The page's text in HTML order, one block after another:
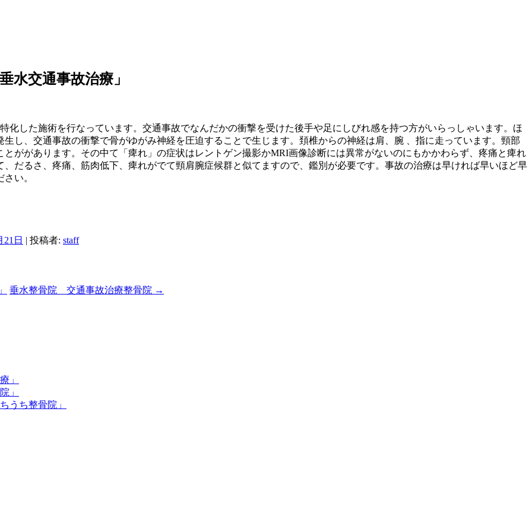
水交通事故治療」
化した施術を行なっています。交通事故でなんだかの衝撃を受けた後手や足にしびれ感を持つ方がいらっしゃいます。ほ
し、交通事故の衝撃で骨がゆがみ神経を圧迫することで生じます。頚椎からの神経は肩、腕 、指に走っています。頸部
ががあります。その中て「痺れ」の症状はレントゲン撮影かMRI画像診断には異常がないのにもかかわらず、疼痛と痺れ
だるさ、疼痛、筋肉低下、痺れがでて頸肩腕症候群と似てますので、鑑別が必要です。事故の治療は早ければ早いほど早
い。
21日 | 投稿者: staff
垂水整骨院 交通事故治療整骨院 →
」
」
うち整骨院」